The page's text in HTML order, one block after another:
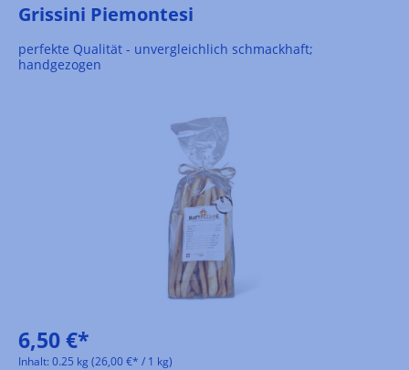
Grissini Piemontesi
perfekte Qualität - unvergleichlich schmackhaft;
handgezogen
6,50 €*
Inhalt: 0.25 kg (26,00 €* / 1 kg)